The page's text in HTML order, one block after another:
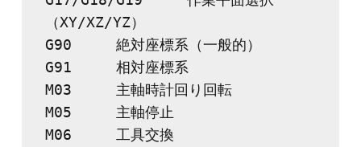
（XY/XZ/YZ）
G90	絶対座標系（一般的）
G91	相対座標系
M03	主軸時計回り回転
M05	主軸停止
M06	工具交換